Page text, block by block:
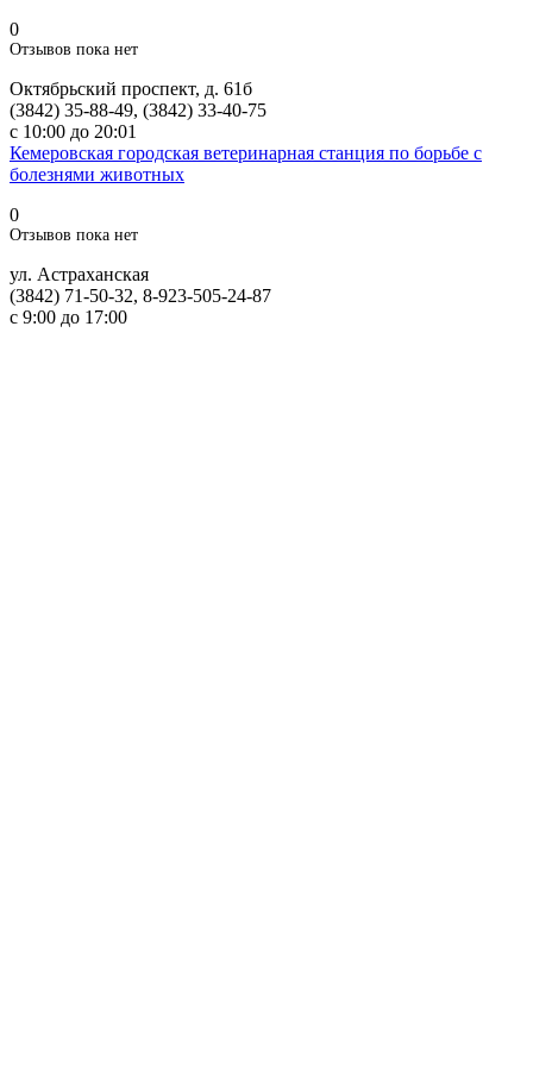
0
Отзывов пока нет
Октябрьский проспект, д. 61б
(3842) 35-88-49, (3842) 33-40-75
с 10:00 до 20:01
Кемеровская городская ветеринарная станция по борьбе с
болезнями животных
0
Отзывов пока нет
ул. Астраханская
(3842) 71-50-32, 8-923-505-24-87
с 9:00 до 17:00